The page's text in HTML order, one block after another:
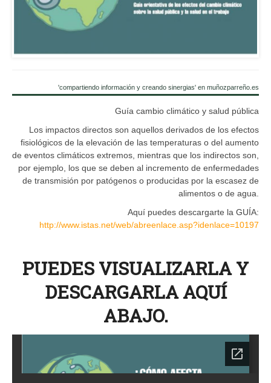
'compartiendo información y creando sinergias' en muñozparreño.es
Guía cambio climático y salud pública
Los impactos directos son aquellos derivados de los efectos
fisiológicos de la elevación de las temperaturas o del aumento
de eventos climáticos extremos, mientras que los indirectos son,
por ejemplo, los que se deben al incremento de enfermedades
de transmisión por patógenos o producidas por la escasez de
alimentos o de agua.
Aquí puedes descargarte la GUÍA:
http://www.istas.net/web/abreenlace.asp?idenlace=10197
PUEDES VISUALIZARLA Y
DESCARGARLA AQUÍ
ABAJO.